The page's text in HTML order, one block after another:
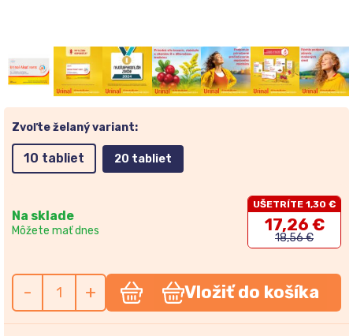
Zvoľte želaný variant:
10 tabliet 20 tabliet
Na sklade
Môžete mať dnes
UŠETRÍTE 1,30 €
17,26 €
18,56 €
- + Vložiť do košíka